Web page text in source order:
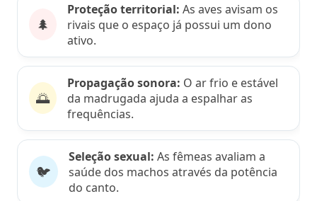
🌲
Proteção territorial: As aves avisam os
rivais que o espaço já possui um dono
ativo.
🌅
Propagação sonora: O ar frio e estável
da madrugada ajuda a espalhar as
frequências.
🐦
Seleção sexual: As fêmeas avaliam a
saúde dos machos através da potência
do canto.